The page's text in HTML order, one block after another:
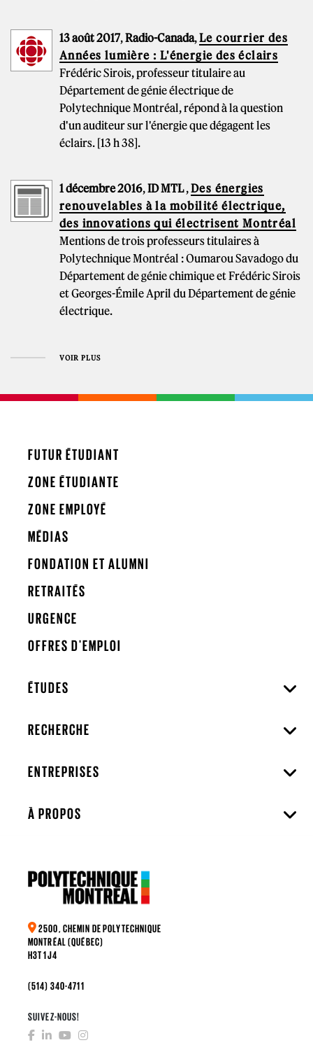
13 août 2017,Radio-Canada,Le courrier des
Années lumière : L'énergie des éclairs
Frédéric Sirois, professeur titulaire au
Département de génie électrique de
Polytechnique Montréal, répond à la question
d'un auditeur sur l'énergie que dégagent les
éclairs. [13 h 38].
1 décembre 2016,ID MTL,Des énergies
renouvelables à la mobilité électrique,
des innovations qui électrisent Montréal
Mentions de trois professeurs titulaires à
Polytechnique Montréal : Oumarou Savadogo du
Département de génie chimique et Frédéric Sirois
et Georges-Émile April du Département de génie
électrique.
VOIR PLUS
FUTUR ÉTUDIANT
ZONE ÉTUDIANTE
ZONE EMPLOYÉ
MÉDIAS
FONDATION ET ALUMNI
RETRAITÉS
URGENCE
OFFRES D'EMPLOI
ÉTUDES
RECHERCHE
ENTREPRISES
À PROPOS
2500, CHEMIN DE POLYTECHNIQUE
MONTRÉAL (QUÉBEC)
H3T 1J4
(514) 340-4711
SUIVEZ-NOUS!